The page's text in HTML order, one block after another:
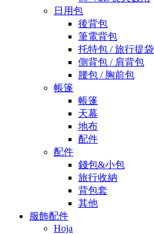
日用包
後背包
筆電背包
托特包 / 旅行提袋
側背包 / 肩背包
腰包 / 胸前包
帳篷
帳篷
天幕
地布
配件
配件
錢包&小包
旅行收納
背包套
其他
服飾配件
Hoja